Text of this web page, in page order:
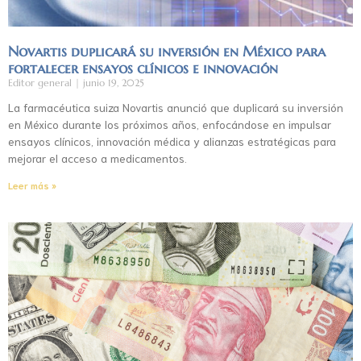
Novartis duplicará su inversión en México para
fortalecer ensayos clínicos e innovación
Editor general junio 19, 2025
La farmacéutica suiza Novartis anunció que duplicará su inversión
en México durante los próximos años, enfocándose en impulsar
ensayos clínicos, innovación médica y alianzas estratégicas para
mejorar el acceso a medicamentos.
Leer más »